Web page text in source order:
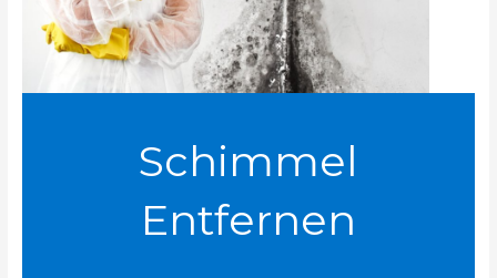
Schimmel
Entfernen